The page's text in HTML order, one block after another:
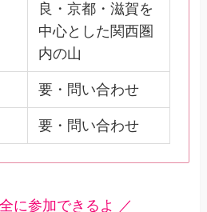
良・京都・滋賀を
中心とした関西圏
内の山
要・問い合わせ
要・問い合わせ
に参加できるよ ／